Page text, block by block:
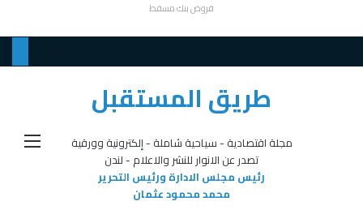
قروض بنك مسقط
طريق المستقبل
مجلة اقتصادية - سياحية شاملة - إلكترونية وورقية
تصدر عن الانوار للنشر والاعلام - لندن
رئيس مجلس الادارة ورئيس التحرير
محمد محمود عثمان